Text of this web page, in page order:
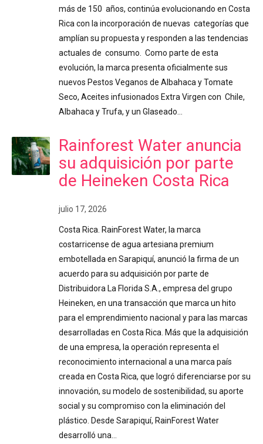
más de 150 años, continúa evolucionando en Costa
Rica con la incorporación de nuevas categorías que
amplían su propuesta y responden a las tendencias
actuales de consumo. Como parte de esta
evolución, la marca presenta oficialmente sus
nuevos Pestos Veganos de Albahaca y Tomate
Seco, Aceites infusionados Extra Virgen con Chile,
Albahaca y Trufa, y un Glaseado…
Rainforest Water anuncia
su adquisición por parte
de Heineken Costa Rica
julio 17, 2026
Costa Rica. RainForest Water, la marca
costarricense de agua artesiana premium
embotellada en Sarapiquí, anunció la firma de un
acuerdo para su adquisición por parte de
Distribuidora La Florida S.A., empresa del grupo
Heineken, en una transacción que marca un hito
para el emprendimiento nacional y para las marcas
desarrolladas en Costa Rica. Más que la adquisición
de una empresa, la operación representa el
reconocimiento internacional a una marca país
creada en Costa Rica, que logró diferenciarse por su
innovación, su modelo de sostenibilidad, su aporte
social y su compromiso con la eliminación del
plástico. Desde Sarapiquí, RainForest Water
desarrolló una…